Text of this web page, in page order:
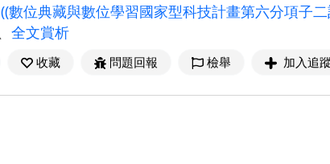
((數位典藏與數位學習國家型科技計畫第六分項子
全文賞析
收藏 問題回報 檢舉 加入追蹤